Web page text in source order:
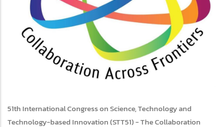
51th International Congress on Science, Technology and
Technology-based Innovation (STT51) - The Collaboration